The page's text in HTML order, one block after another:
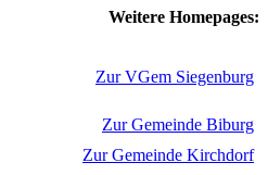
Weitere Homepages:
Zur VGem Siegenburg
Zur Gemeinde Biburg
Zur Gemeinde Kirchdorf